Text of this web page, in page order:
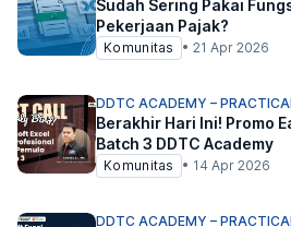
Sudah Sering Pakai
Pekerjaan Pajak?
Komunitas • 21 Apr 2026
DDTC ACADEMY –
Berakhir Hari Ini! Promo
Batch 3 DDTC Academy
Komunitas • 14 Apr 2026
DDTC ACADEMY –